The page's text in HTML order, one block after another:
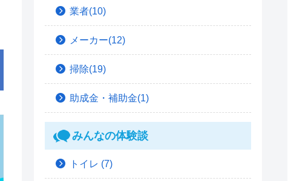
業者(10)
メーカー(12)
掃除(19)
助成金・補助金(1)
みんなの体験談
トイレ (7)